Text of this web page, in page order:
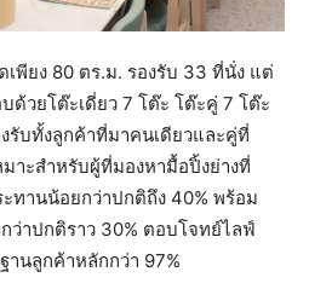
พียง 80 ตร.ม. รองรับ 33 ที่นั่ง แต่
ด้วยโต๊ะเดี่ยว 7 โต๊ะ โต๊ะคู่ 7 โต๊ะ
รับทั้งลูกค้าที่มาคนเดียวและคู่ที่
าะสำหรับผู้ที่มองหามื้อปิ้งย่างที่
ะทานน้อยกว่าปกติถึง 40% พร้อม
กว่าปกติราว 30% ตอบโจทย์ไลฟ์
านลูกค้าหลักกว่า 97%